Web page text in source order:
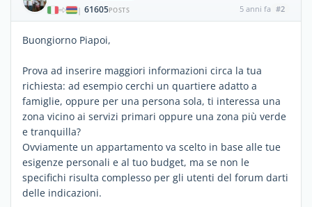
| 61605POSTS 5 anni fa #2
Buongiorno Piapoi,
Prova ad inserire maggiori informazioni circa la tua
richiesta: ad esempio cerchi un quartiere adatto a
famiglie, oppure per una persona sola, ti interessa una
zona vicino ai servizi primari oppure una zona più verde
e tranquilla?
Ovviamente un appartamento va scelto in base alle tue
esigenze personali e al tuo budget, ma se non le
specifichi risulta complesso per gli utenti del forum darti
delle indicazioni.